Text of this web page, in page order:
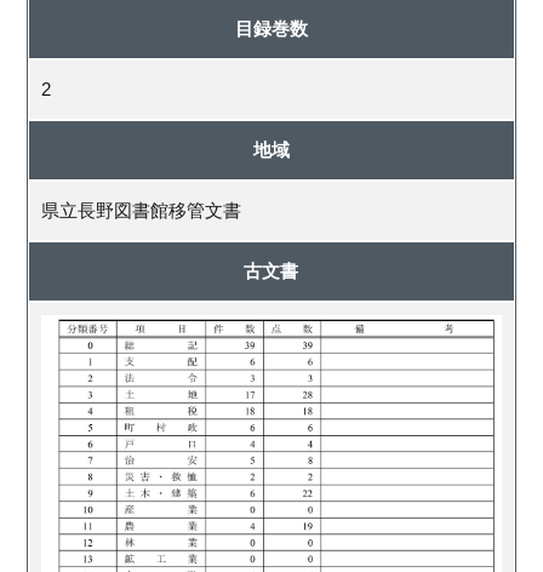
目録巻数
2
地域
県立長野図書館移管文書
古文書